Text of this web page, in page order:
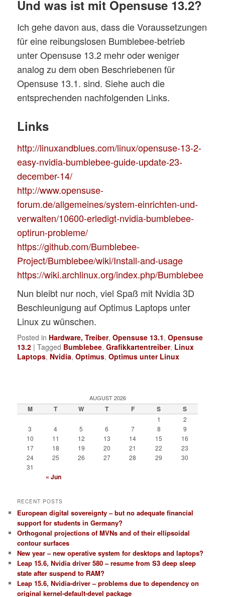
Und was ist mit Opensuse 13.2?
Ich gehe davon aus, dass die Voraussetzungen
für eine reibungslosen Bumblebee-betrieb
unter Opensuse 13.2 mehr oder weniger
analog zu dem oben Beschriebenen für
Opensuse 13.1. sind. Siehe auch die
entsprechenden nachfolgenden Links.
Links
http://linuxandblues.com/linux/opensuse-13-2-
easy-nvidia-bumblebee-guide-update-23-
december-14/
http://www.opensuse-
forum.de/allgemeines/system-einrichten-und-
verwalten/10600-erledigt-nvidia-bumblebee-
optirun-probleme/
https://github.com/Bumblebee-
Project/Bumblebee/wiki/Install-and-usage
https://wiki.archlinux.org/index.php/Bumblebee
Nun bleibt nur noch, viel Spaß mit Nvidia 3D
Beschleunigung auf Optimus Laptops unter
Linux zu wünschen.
Posted in Hardware, Treiber,Opensuse 13.1,Opensuse
13.2 |Tagged Bumblebee,Grafikkartentreiber, Linux
Laptops, Nvidia,Optimus,Optimus unter Linux
AUGUST 2026
M T W T F S S
1
2
3
4 5 6 7 8
9
10
11 12 13 14 15
16
17
18 19 20 21 22
23
24
25 26 27 28 29
30
31
« Jun
RECENT POSTS
European digital sovereignty – but no adequate financial
support for students in Germany?
Orthogonal projections of MVNs and of their ellipsoidal
contour surfaces
New year – new operative system for desktops and laptops?
Leap 15.6, Nvidia driver 580 – resume from S3 deep sleep
state after suspend to RAM?
Leap 15.6, Nvidia-driver – problems due to dependency on
original kernel-default-devel package